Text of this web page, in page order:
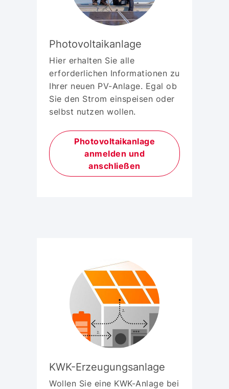
Photovoltaikanlage
Hier erhalten Sie alle
erforderlichen Informationen zu
Ihrer neuen PV-Anlage. Egal ob
Sie den Strom einspeisen oder
selbst nutzen wollen.
Photovoltaikanlage
anmelden und
anschließen
KWK-Erzeugungsanlage
Wollen Sie eine KWK-Anlage bei